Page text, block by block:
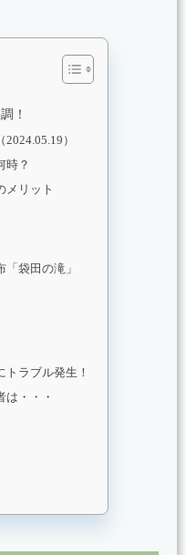
！
）
時？
メリット
袋田の滝」
トラブル発生！
は・・・